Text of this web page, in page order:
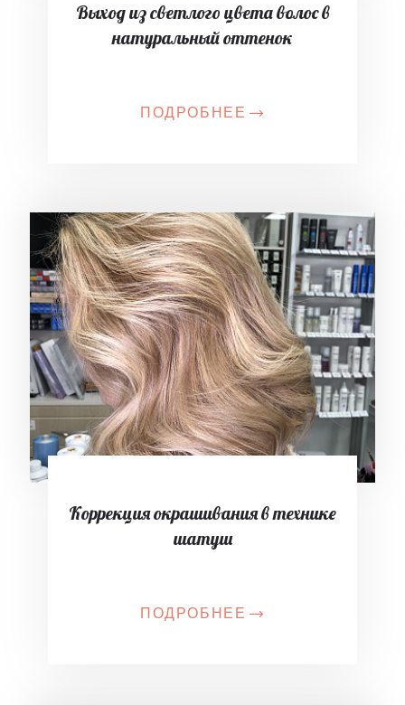
Выход из светлого цвета волос в
натуральный оттенок
ПОДРОБНЕЕ
Коррекция окрашивания в технике
шатуш
ПОДРОБНЕЕ